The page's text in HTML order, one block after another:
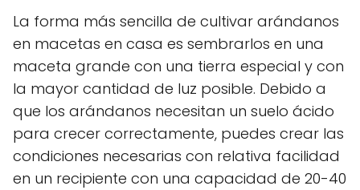
La forma más sencilla de cultivar arándanos
en macetas en casa es sembrarlos en una
maceta grande con una tierra especial y con
la mayor cantidad de luz posible. Debido a
que los arándanos necesitan un suelo ácido
para crecer correctamente, puedes crear las
condiciones necesarias con relativa facilidad
en un recipiente con una capacidad de 20-40